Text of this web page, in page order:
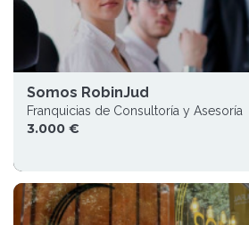
Somos RobinJud
Franquicias de Consultoría y Asesoría
3.000 €